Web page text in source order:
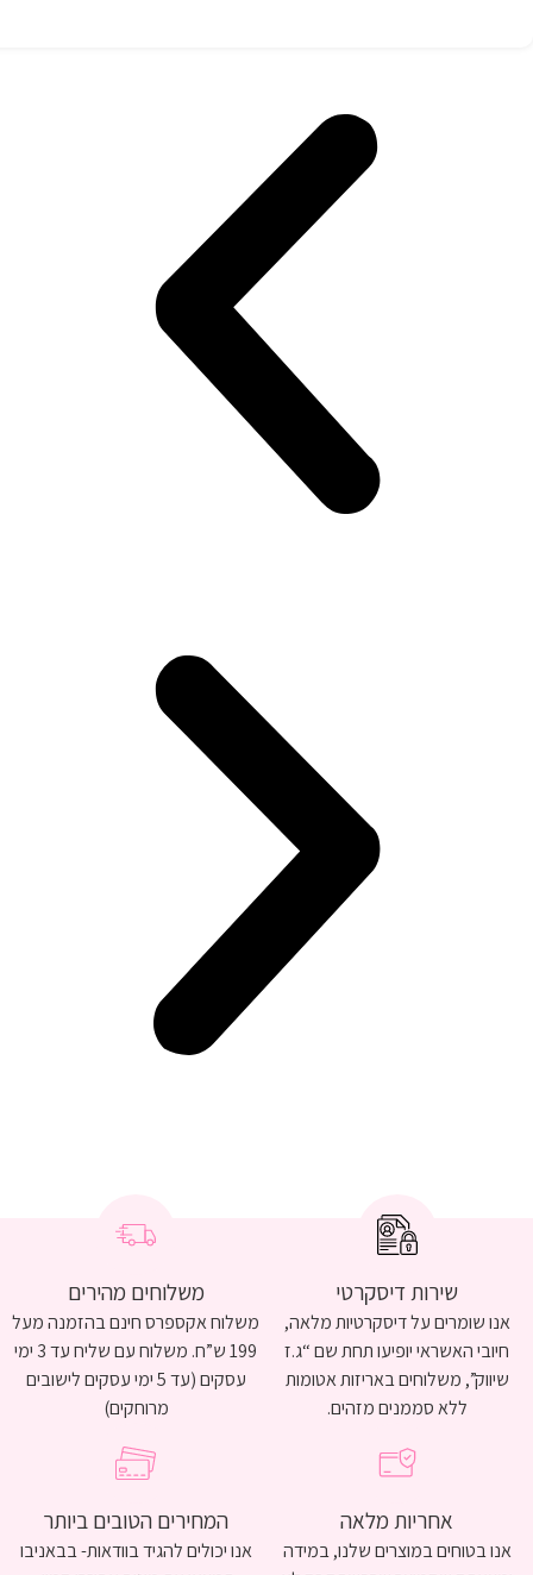
שירות דיסקרטי
אנו שומרים על דיסקרטיות מלאה,
חיובי האשראי יופיעו תחת שם “ג.ז
שיווק”, משלוחים באריזות אטומות
ללא סממנים מזהים.
משלוחים מהירים
משלוח אקספרס חינם בהזמנה מעל
199 ש”ח. משלוח עם שליח עד 3 ימי
עסקים (עד 5 ימי עסקים לישובים
מרוחקים)
אחריות מלאה
אנו בטוחים במוצרים שלנו, במידה
המחירים הטובים ביותר
אנו יכולים להגיד בוודאות- בבאניבו